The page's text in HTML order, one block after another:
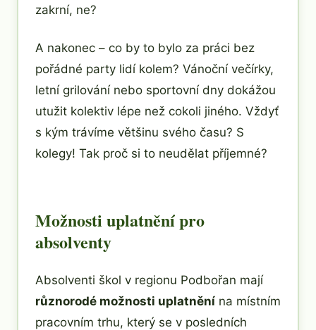
zakrní, ne?
A nakonec – co by to bylo za práci bez
pořádné party lidí kolem? Vánoční večírky,
letní grilování nebo sportovní dny dokážou
utužit kolektiv lépe než cokoli jiného. Vždyť
s kým trávíme většinu svého času? S
kolegy! Tak proč si to neudělat příjemné?
Možnosti uplatnění pro
absolventy
Absolventi škol v regionu Podbořan mají
různorodé možnosti uplatnění na místním
pracovním trhu, který se v posledních